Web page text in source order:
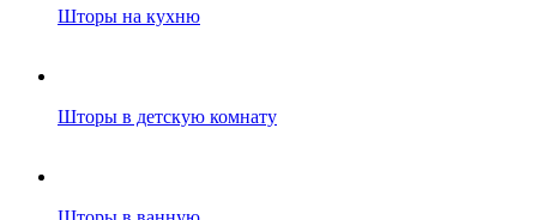
Шторы на кухню
Шторы в детскую комнату